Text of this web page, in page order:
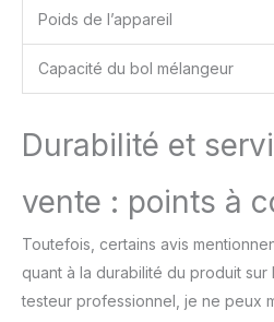
Poids de l’appareil
Capacité du bol mélangeur
Durabilité et
vente : points à
Toutefois, certains avis
quant à la durabilité du produit sur
testeur professionnel, je ne peux